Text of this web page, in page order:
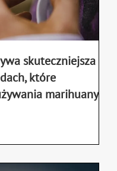
skuteczniejsza
które
marihuany